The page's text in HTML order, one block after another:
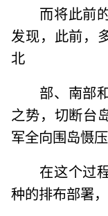
而将此前
发现，此前，
北
部、南部
之势，切断台
军全向围岛慑压
在这个过
种的排布部署